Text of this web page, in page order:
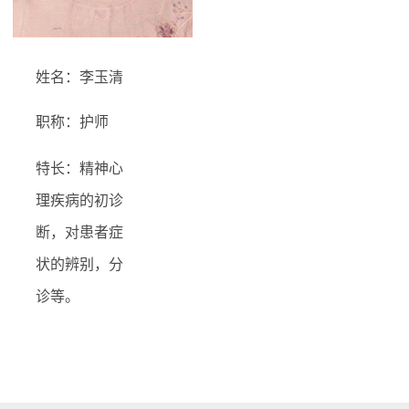
姓名：李玉清
职称：护师
特长：精神心
理疾病的初诊
断，对患者症
状的辨别，分
诊等。